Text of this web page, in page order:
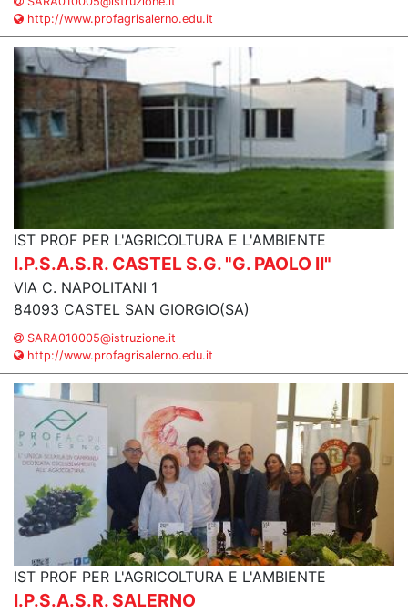
http://www.profagrisalerno.edu.it
IST PROF PER L'AGRICOLTURA E L'AMBIENTE
I.P.S.A.S.R. CASTEL S.G. "G. PAOLO II"
VIA C. NAPOLITANI 1
84093 CASTEL SAN GIORGIO(SA)
SARA010005@istruzione.it
http://www.profagrisalerno.edu.it
IST PROF PER L'AGRICOLTURA E L'AMBIENTE
I.P.S.A.S.R. SALERNO